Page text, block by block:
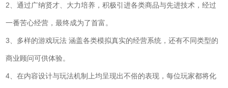
2、通过广纳贤才、大力培养，积极引进各类商品与先进技术，经过
一番苦心经营，最终成为了首富。
3、多样的游戏玩法 涵盖各类模拟真实的经营系统，还有不同类型的
商业顾问可供体验。
4、在内容设计与玩法机制上均呈现出不俗的表现，每位玩家都将化